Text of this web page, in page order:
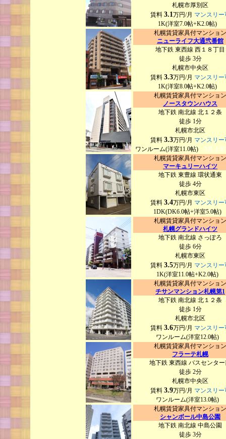
札幌市厚別区
賃料 3.1万円/月 マンスリー
1K(洋室7.0帖+K2.0帖)
札幌賃貸家具付マンション
ニューライフ大通弐番館
地下鉄 東西線 西１８丁目
徒歩 3分
札幌市中央区
賃料 3.3万円/月 マンスリー
1K(洋室8.0帖+K2.0帖)
札幌賃貸家具付マンション
ノースタウンハウス
地下鉄 南北線 北１２条
徒歩 1分
札幌市北区
賃料 3.3万円/月 マンスリー
ワンルーム(洋室11.0帖) 9月上
定
札幌賃貸家具付マンション
マーキュリーハイツ
地下鉄 東豊線 環状通東
徒歩 4分
札幌市東区
賃料 3.4万円/月 マンスリー
1DK(DK6.0帖+洋室5.0
札幌賃貸家具付マンション
札幌グランドハイツ
地下鉄 南北線 さっぽろ
徒歩 6分
札幌市東区
賃料 3.5万円/月 マンスリー
1K(洋室11.0帖+K2.0帖)
札幌賃貸家具付マンション
チサンマンション札幌第1
地下鉄 南北線 北１２条
徒歩 1分
札幌市北区
賃料 3.6万円/月 マンスリー
ワンルーム(洋室12.0帖)
札幌賃貸家具付マンション
フラーテ札幌
地下鉄 東西線 バスセンタ
徒歩 2分
札幌市中央区
賃料 3.9万円/月 マンスリー
ワンルーム(洋室13.0帖)
札幌賃貸家具付マンション
シャンボール中島公園
地下鉄 南北線 中島公園
徒歩 3分